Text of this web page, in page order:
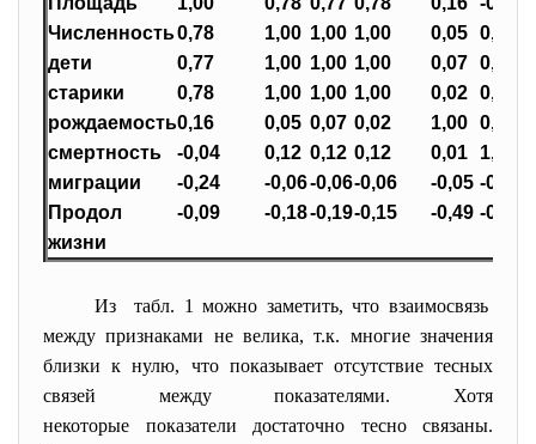
Численность0,78 1,00 1,00 1,00 0,05 0,12
дети
0,77 1,00 1,00 1,00 0,07 0,12
старики
0,78 1,00 1,00 1,00 0,02 0,12
рождаемость0,16 0,05 0,07 0,02 1,00 0,01
смертность
-0,04 0,12 0,12 0,12 0,01
1,00
миграции
-0,24 -0,06-0,06-0,06 -0,05 -0,48
Продол
жизни
-0,09 -0,18-0,19-0,15 -0,49 -0,64
Из табл. 1 можно заметить, что взаимосвязь
между признаками не велика, т.к. многие значения
близки к нулю, что показывает отсутствие тесных
связей между показателями. Хотя
некоторые показатели достаточно тесно связаны.